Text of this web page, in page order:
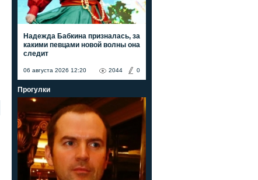
Надежда Бабкина призналась, за
какими певцами новой волны она
следит
06 августа 2026 12:20 0
2044
Прогулки